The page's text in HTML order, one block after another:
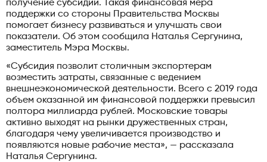
получение субсидии. Такая финансовая мера
поддержки со стороны Правительства Москвы
помогает бизнесу развиваться и улучшать свои
показатели. Об этом сообщила Наталья Сергунина,
заместитель Мэра Москвы.
«Субсидия позволит столичным экспортерам
возместить затраты, связанные с ведением
внешнеэкономической деятельности. Всего с 2019 года
объем оказанной им финансовой поддержки превысил
полтора миллиарда рублей. Московские товары
активно выходят на рынки дружественных стран,
благодаря чему увеличивается производство и
появляются новые рабочие места», — рассказала
Наталья Сергунина.